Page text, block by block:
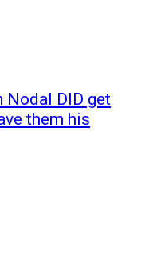
Nodal DID get
them his